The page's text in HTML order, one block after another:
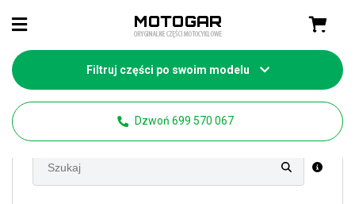
Filtruj części po swoim modelu
Dzwoń 699 570 067
Strona główna Części Yamaha WR 250 (F/R/X)